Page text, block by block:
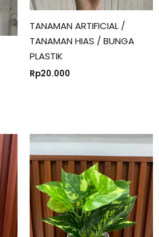
TANAMAN ARTIFICIAL /
TANAMAN HIAS / BUNGA
PLASTIK
Rp20.000